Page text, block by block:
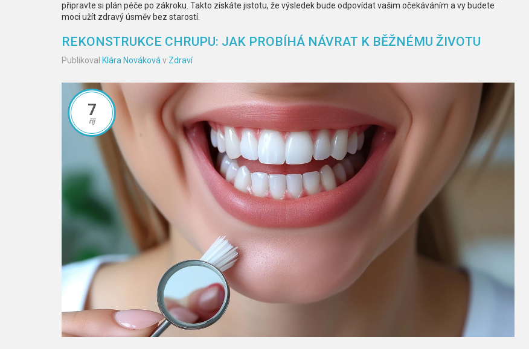
připravte si plán péče po zákroku. Takto získáte jistotu, že výsledek bude odpovídat vašim očekáváním a vy budete
moci užít zdravý úsměv bez starostí.
REKONSTRUKCE CHRUPU: JAK PROBÍHÁ NÁVRAT K BĚŽNÉMU ŽIVOTU
Publikoval Klára Nováková v Zdraví
7
říj